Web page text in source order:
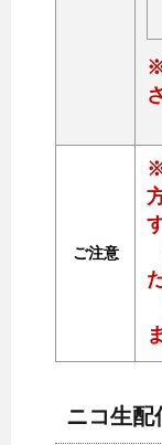
ご注意
ニコ生